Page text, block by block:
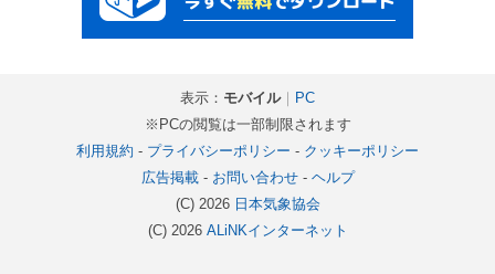
表示： モバイル｜ PC
※PCの閲覧は一部制限されます
利用規約 - プライバシーポリシー - クッキーポリシー
広告掲載- お問い合わせ- ヘルプ
(C) 2026 日本気象協会
(C) 2026 ALiNKインターネット